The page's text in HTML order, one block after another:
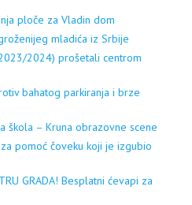
ploče za Vladin dom
mladića iz Srbije
2024) prošetali centrom
bahatog parkiranja i brze
škola – Kruna obrazovne scene
pomoć čoveku koji je izgubio
GRADA! Besplatni ćevapi za